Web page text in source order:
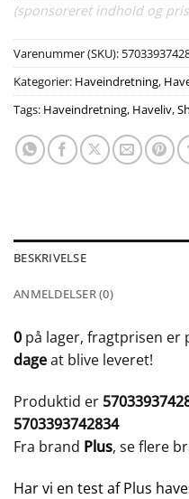
(sponsoreret indhold og
Varenummer (SKU):
Kategorier: Haveindretning,
Tags: Haveindretning, Haveliv,
BESKRIVELSE
ANMELDELSER (0)
0 på lager, fragtprisen er
dageat blive leveret!
Produktid er
5703393742834
Fra brand Plus, se flere
Har vi en test af Plus